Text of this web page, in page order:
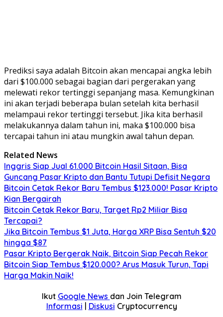
Prediksi saya adalah Bitcoin akan mencapai angka lebih
dari $100.000 sebagai bagian dari pergerakan yang
melewati rekor tertinggi sepanjang masa. Kemungkinan
ini akan terjadi beberapa bulan setelah kita berhasil
melampaui rekor tertinggi tersebut. Jika kita berhasil
melakukannya dalam tahun ini, maka $100.000 bisa
tercapai tahun ini atau mungkin awal tahun depan.
Related News
Inggris Siap Jual 61.000 Bitcoin Hasil Sitaan, Bisa
Guncang Pasar Kripto dan Bantu Tutupi Defisit Negara
Bitcoin Cetak Rekor Baru Tembus $123.000! Pasar Kripto
Kian Bergairah
Bitcoin Cetak Rekor Baru, Target Rp2 Miliar Bisa
Tercapai?
Jika Bitcoin Tembus $1 Juta, Harga XRP Bisa Sentuh $20
hingga $87
Pasar Kripto Bergerak Naik, Bitcoin Siap Pecah Rekor
Bitcoin Siap Tembus $120.000? Arus Masuk Turun, Tapi
Harga Makin Naik!
Ikut Google News dan Join Telegram
Informasi
Diskusi Cryptocurrency